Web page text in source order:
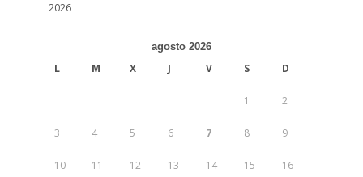
2026
agosto 2026
L M X J V S D
1 2
3 4 5 6 7 8 9
10 11 12 13 14 15 16